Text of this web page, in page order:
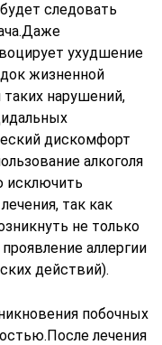
следовать
ухудшение
жизненной
нарушений,
дискомфорт
алкоголя
исключить
так как
не только
аллергии
действий).
побочных
лечения